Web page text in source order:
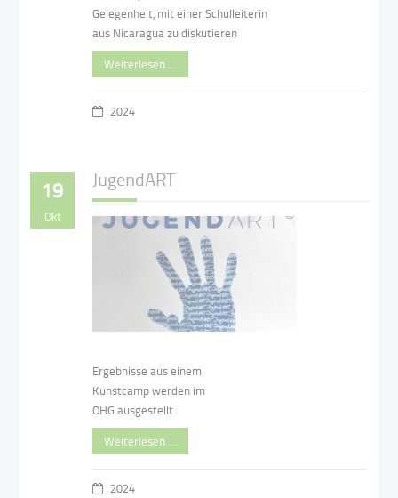
Gelegenheit, mit einer Schulleiterin
aus Nicaragua zu diskutieren
Weiterlesen …
2024
19
Okt
JugendART
Ergebnisse aus einem
Kunstcamp werden im
OHG ausgestellt
Weiterlesen …
2024